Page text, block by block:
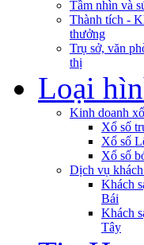
Tầm nhìn và
Thành tích -
thưởng
Trụ sở, văn
thị
Loại
Kinh doanh
Xổ số
Xổ số
Xổ số
Dịch vụ khách
Khách
Bái
Khách
Tây